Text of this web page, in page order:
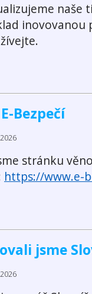
naše
inovovanou
Bezpečí
stránku
https://www.e-
jsme